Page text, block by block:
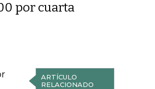
por cuarta
ARTÍCULO
RELACIONADO